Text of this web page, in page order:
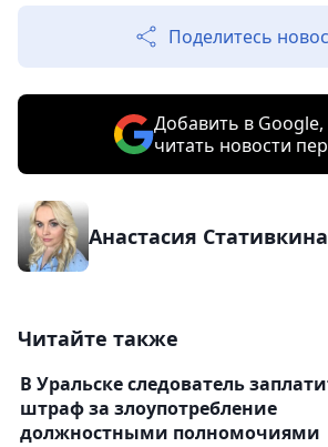
Поделитесь
Добавить в
читать новости
Анастасия Стативкина
Читайте также
В Уральске следователь
штраф за злоупотребление
должностными полномочиями